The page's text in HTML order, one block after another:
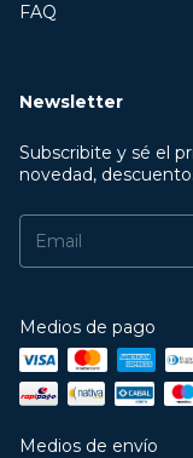
FAQ
Newsletter
Subscribite y sé el
novedad,
Medios de pago
Medios de envío